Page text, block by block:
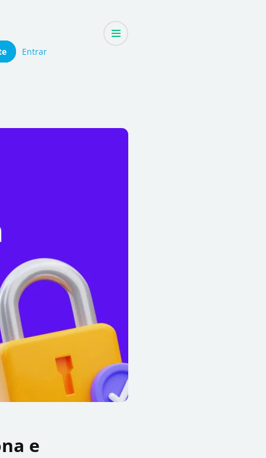
Entrar
e